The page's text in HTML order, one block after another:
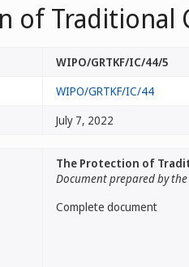
of Traditional
WIPO/GRTKF/IC/44/5
WIPO/GRTKF/IC/44
July 7, 2022
The Protection of
Document prepared by
Complete document